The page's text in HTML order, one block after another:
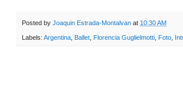
Posted by Joaquin Estrada-Montalvan at 10:30 AM
Labels: Argentina Ballet Florencia Guglielmotti Foto